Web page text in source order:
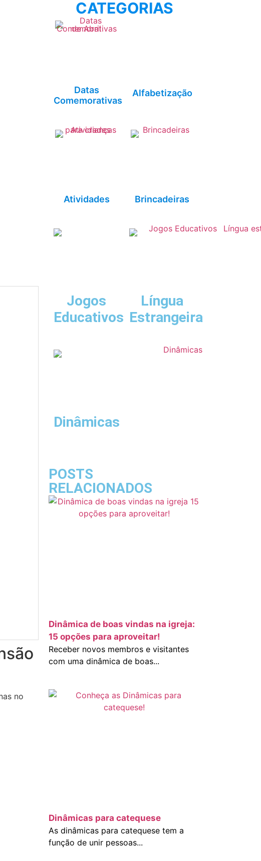
no
CATEGORIAS
Datas
Comemorativas
Alfabetização
Atividades Brincadeiras
Jogos
Educativos
Língua
Estrangeira
Dinâmicas
POSTS
RELACIONADOS
Dinâmica de boas vindas na igreja:
15 opções para aproveitar!
Receber novos membros e visitantes
com uma dinâmica de boas...
Dinâmicas para catequese
As dinâmicas para catequese tem a
função de unir pessoas...